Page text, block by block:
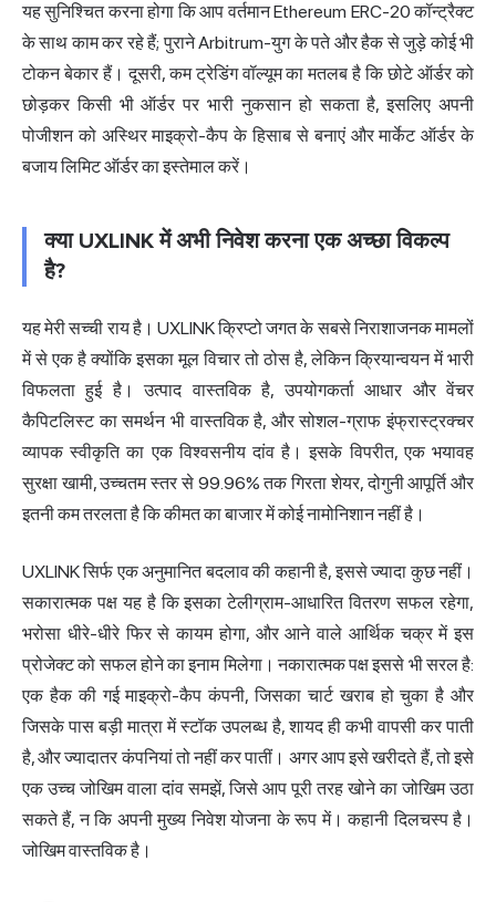
यह सुनिश्चित करना होगा कि आप वर्तमान Ethereum ERC-20 कॉन्ट्रैक्ट
के साथ काम कर रहे हैं; पुराने Arbitrum-युग के पते और हैक से जुड़े कोई भी
टोकन बेकार हैं। दूसरी, कम ट्रेडिंग वॉल्यूम का मतलब है कि छोटे ऑर्डर को
छोड़कर किसी भी ऑर्डर पर भारी नुकसान हो सकता है, इसलिए अपनी
पोजीशन को अस्थिर माइक्रो-कैप के हिसाब से बनाएं और मार्केट ऑर्डर के
बजाय लिमिट ऑर्डर का इस्तेमाल करें।
क्या UXLINK में अभी निवेश करना एक अच्छा विकल्प
है?
यह मेरी सच्ची राय है। UXLINK क्रिप्टो जगत के सबसे निराशाजनक मामलों
में से एक है क्योंकि इसका मूल विचार तो ठोस है, लेकिन क्रियान्वयन में भारी
विफलता हुई है। उत्पाद वास्तविक है, उपयोगकर्ता आधार और वेंचर
कैपिटलिस्ट का समर्थन भी वास्तविक है, और सोशल-ग्राफ इंफ्रास्ट्रक्चर
व्यापक स्वीकृति का एक विश्वसनीय दांव है। इसके विपरीत, एक भयावह
सुरक्षा खामी, उच्चतम स्तर से 99.96% तक गिरता शेयर, दोगुनी आपूर्ति और
इतनी कम तरलता है कि कीमत का बाजार में कोई नामोनिशान नहीं है।
UXLINK सिर्फ एक अनुमानित बदलाव की कहानी है, इससे ज्यादा कुछ नहीं।
सकारात्मक पक्ष यह है कि इसका टेलीग्राम-आधारित वितरण सफल रहेगा,
भरोसा धीरे-धीरे फिर से कायम होगा, और आने वाले आर्थिक चक्र में इस
प्रोजेक्ट को सफल होने का इनाम मिलेगा। नकारात्मक पक्ष इससे भी सरल है:
एक हैक की गई माइक्रो-कैप कंपनी, जिसका चार्ट खराब हो चुका है और
जिसके पास बड़ी मात्रा में स्टॉक उपलब्ध है, शायद ही कभी वापसी कर पाती
है, और ज्यादातर कंपनियां तो नहीं कर पातीं। अगर आप इसे खरीदते हैं, तो इसे
एक उच्च जोखिम वाला दांव समझें, जिसे आप पूरी तरह खोने का जोखिम उठा
सकते हैं, न कि अपनी मुख्य निवेश योजना के रूप में। कहानी दिलचस्प है।
जोखिम वास्तविक है।